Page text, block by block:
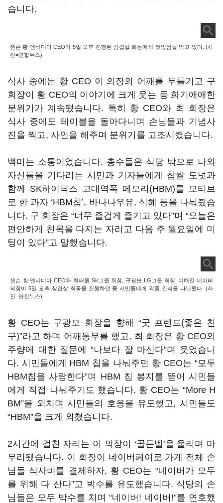
습니다.
젠슨 황 엔비디아 CEO가 5일 오후 진행된 삼겹살 회동에서 깻잎쌈을 먹고 있다. (사
진=연합뉴스)
식사 중에는 황 CEO 이 의장의 어깨를 두들기고 구
회장이 황 CEO의 이야기에 크게 웃는 등 화기애애한
분위기가 계속됐습니다. 특히 황 CEO와 최 회장은
식사 중에도 테이블을 돌아다니며 손님들과 기념사
진을 찍고, 사인을 해주며 분위기를 고조시켰습니다.
백미는 소통이었습니다. 총수들은 식당 밖으로 나와
자신들을 기다리는 시민과 기자들에게 찹쌀 도넛과
함께 SK하이닉스 고대역폭 메모리(HBM)를 모티브
로 한 과자 ‘HBM칩’, 바나나우유, 식혜 등을 나눠줬습
니다. 구 회장은 “너무 즐겁게 즐기고 있다”며 “오늘은
편안하게 친목을 다지는 자리고 다음 주 월요일에 미
팅이 있다”고 말했습니다.
젠슨 황 엔비디아 CEO와 최태원 SK그룹 회장, 구광모 LG그룹 회장, 이해진 네이버
의장이 5일 오후 삼겹살 회동을 진행하던 중 시민들에게 각종 간식을 나눠줬다. (사
진=연합뉴스)
황 CEO는 구광모 회장을 향해 “굿 프렌드(좋은 친
구)”라고 하며 어깨동무를 했고, 최 회장은 황 CEO의
주량에 대한 질문에 “나보다 잘 마신다”며 웃었습니
다. 시민들에게 HBM 칩을 나눠주던 황 CEO는 “모두
HBM칩을 사랑한다”며 HBM 칩 봉지를 뜯어 시민들
에게 직접 나눠주기도 했습니다. 황 CEO는 “More H
BM”을 외치며 시민들의 호응을 유도했고, 시민들도
“HBM”을 크게 외쳤습니다.
2시간에 걸친 자리는 이 의장이 ‘골든벨’을 울리며 마
무리됐습니다. 이 회장이 네이버페이로 가게 전체 손
님들 식사비를 결제하자, 황 CEO는 “네이버가 모두
를 위해 다 산다”고 박수를 유도했습니다. 식당의 손
님들은 모두 박수를 치며 “네이버! 네이버!”를 연호했